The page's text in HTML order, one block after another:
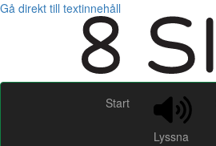
Gå direkt till textinnehåll
Start
Lyssna